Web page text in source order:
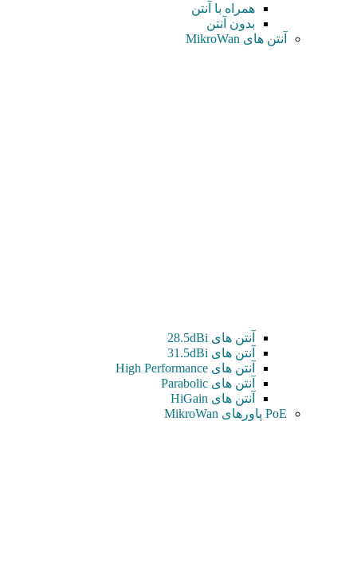
همراه با آنتن
بدون آنتن
آنتن های MikroWan
آنتن های 28.5dBi
آنتن های 31.5dBi
آنتن های High Performance
آنتن های Parabolic
آنتن های HiGain
PoE پاورهای MikroWan